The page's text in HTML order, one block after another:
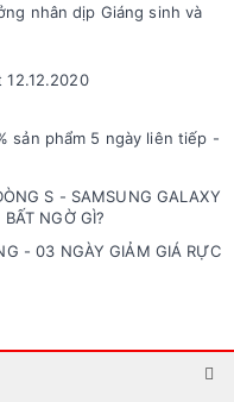
nhân dịp Giáng sinh và
12.12.2020
sản phẩm 5 ngày liên tiếp -
S - SAMSUNG GALAXY
NGỜ GÌ?
- 03 NGÀY GIẢM GIÁ RỰC